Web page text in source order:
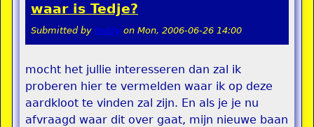
waar is Tedje?
Submitted by teddy on Mon, 2006-06-26 14:00
mocht het jullie interesseren dan zal ik
proberen hier te vermelden waar ik op deze
aardkloot te vinden zal zijn. En als je je nu
afvraagd waar dit over gaat, mijn nieuwe baan